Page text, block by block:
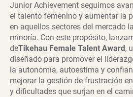
Junior Achievement seguimos
el talento femenino y aumentar la
en aquellos sectores del mercado
minoría. Con este propósito,
deTikehau Female Talent Award ,
diseñado para promover el
la autonomía, autoestima y
mejorar la gestión de frustración
y dificultades que surjan en el